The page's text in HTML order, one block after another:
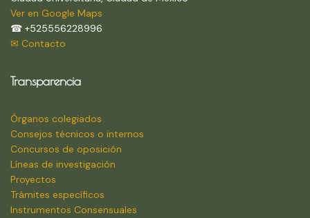
Ver en Google Maps
☎ +525556228996
✉ Contacto
Transparencia
Órganos colegiados
Consejos técnicos o internos
Concursos de oposición
Líneas de investigación
Proyectos
Trámites específicos
Instrumentos Consensuales